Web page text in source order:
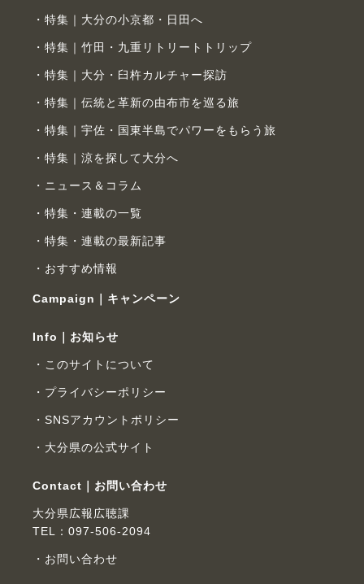
特集｜大分の小京都・日田へ
特集｜竹田・九重リトリートトリップ
特集｜大分・臼杵カルチャー探訪
特集｜伝統と革新の由布市を巡る旅
特集｜宇佐・国東半島でパワーをもらう旅
特集｜涼を探して大分へ
ニュース＆コラム
特集・連載の一覧
特集・連載の最新記事
おすすめ情報
Campaign｜キャンペーン
Info｜お知らせ
このサイトについて
プライバシーポリシー
SNSアカウントポリシー
大分県の公式サイト
Contact｜お問い合わせ
大分県広報広聴課
TEL：097-506-2094
お問い合わせ